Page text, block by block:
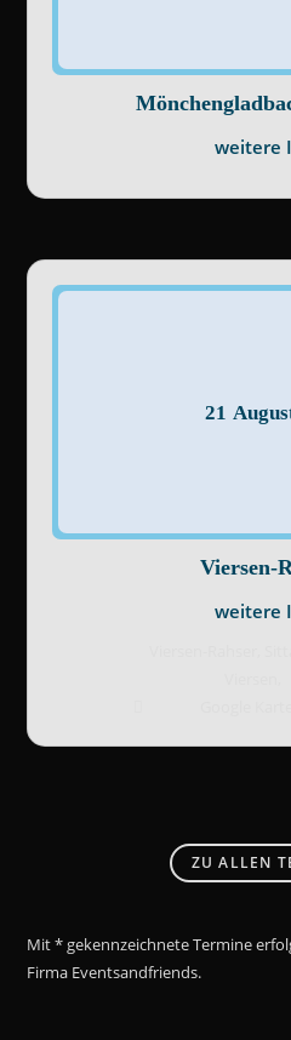
weitere
21
Viersen-
weitere
ZU ALLEN
Mit * gekennzeichnete Termine
Firma Eventsandfriends.